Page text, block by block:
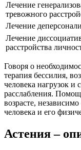
Лечение
тревожного
Лечение
Лечение
расстройства
Говоря о
терапия бессилия,
человека нагрузок и
расслабления.
возрасте,
человека и его
Астения –